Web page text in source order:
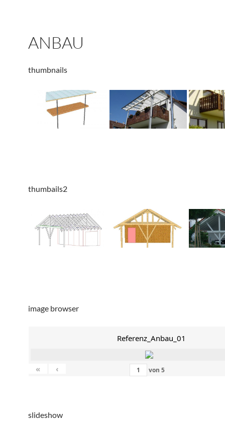
ANBAU
thumbnails
thumbails2
image browser
Referenz_Anbau_01
« ‹ von 5
slideshow